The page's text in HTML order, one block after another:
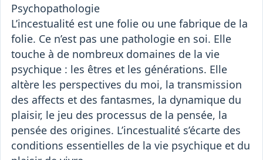
Psychopathologie
L’incestualité est une folie ou une fabrique de la
folie. Ce n’est pas une pathologie en soi. Elle
touche à de nombreux domaines de la vie
psychique : les êtres et les générations. Elle
altère les perspectives du moi, la transmission
des affects et des fantasmes, la dynamique du
plaisir, le jeu des processus de la pensée, la
pensée des origines. L’incestualité s’écarte des
conditions essentielles de la vie psychique et du